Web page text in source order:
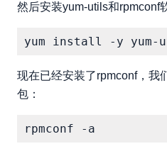
然后安装yum-utils和rpmconf
现在已经安装了rpmconf，我
包：